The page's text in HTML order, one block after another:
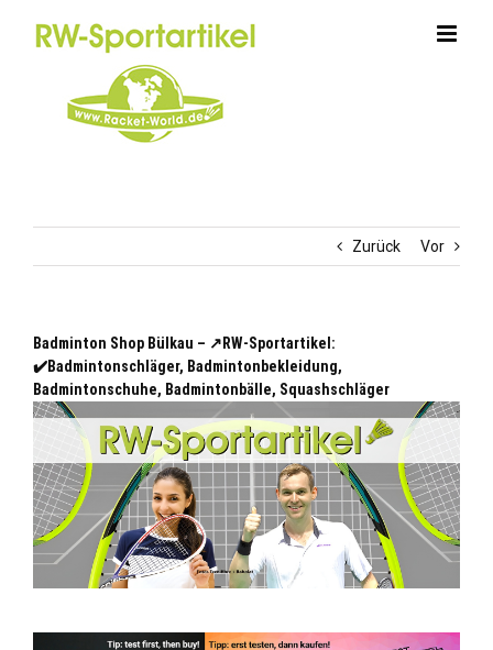
Zurück Vor
Badminton Shop Bülkau – ↗️RW-Sportartikel:
✔️Badmintonschläger, Badmintonbekleidung,
Badmintonschuhe, Badmintonbälle, Squashschläger